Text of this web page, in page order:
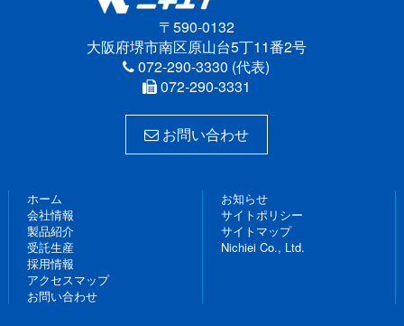
〒590-0132
大阪府堺市南区原山台5丁11番2号
072-290-3330 (代表)
072-290-3331
お問い合わせ
ホーム
会社情報
製品紹介
受託生産
採用情報
アクセスマップ
お問い合わせ
お知らせ
サイトポリシー
サイトマップ
Nichiei Co., Ltd.